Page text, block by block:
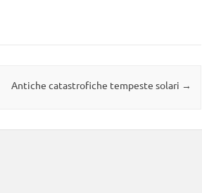
Antiche catastrofiche tempeste solari →